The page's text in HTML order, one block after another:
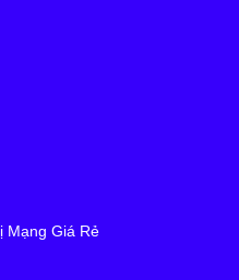
Mạng Giá Rẻ